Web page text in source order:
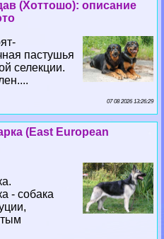
(Хоттошо): описание
пастушья
селекции.
07 08 2026 13:26:29
(East European
- собака